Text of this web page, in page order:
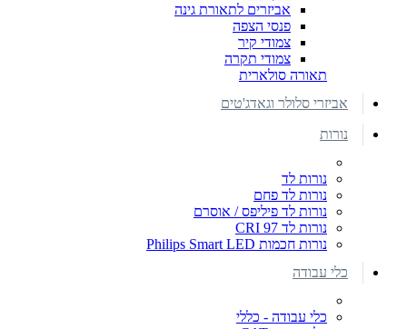
אביזרים לתאורת גינה
פנסי הצפה
צמודי קיר
צמודי תקרה
תאורה סולארית
אביזרי סלולר וגאדג'טים
נורות
נורות לד
נורות לד פחם
נורות לד פיליפס / אוסרם
נורות לד CRI 97
נורות חכמות Philips Smart LED
כלי עבודה
כלי עבודה - כללי